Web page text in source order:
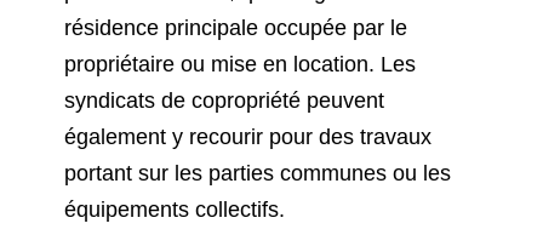
résidence principale occupée par le
propriétaire ou mise en location. Les
syndicats de copropriété peuvent
également y recourir pour des travaux
portant sur les parties communes ou les
équipements collectifs.